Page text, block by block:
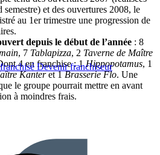
Devenir franchiseur
et des ouvertures 2008, le
au 1er trimestre une progression de
depuis le début de l’année : 8
, 7 Tablapizza, 2 Taverne de Maître
4 en franchise : 1Hippopotamus, 1
Kanteret 1Brasserie Flo. Une
le groupe pourrait mettre en avant
à moindres frais.